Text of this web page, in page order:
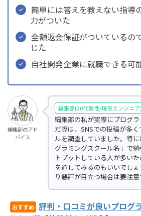
簡単には答えを教えない指導
力がついた
全額返金保証がついているの
じた
自社開発企業に就職できる可
編集部のアド
バイス
編集部(20代男性/現役エンジニ
編集部の私が実際にプログ
だ際は、SNSでの投稿が多
ルを調査していました。特
グラミングスクール名」で
トプットしている人が多い
を通してみるのもいいでし
り悪評が目立つ場合は要注意
おすすめ 評判・口コミが良いプログ